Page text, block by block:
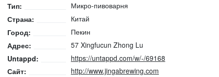
Тип:
Микро-пивоварня
Страна:
Китай
Город:
Пекин
Адрес:
57 Xingfucun Zhong Lu
Untappd:
https://untappd.com/w/-/69168
Сайт:
http://www.jingabrewing.com